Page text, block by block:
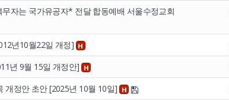
자는 국가유공자* 전달 합동예배 서울수정교회
년10월22일 개정] H
년 9월 15일 개정안] H
개정안 초안 [2025년 10월 10일] H